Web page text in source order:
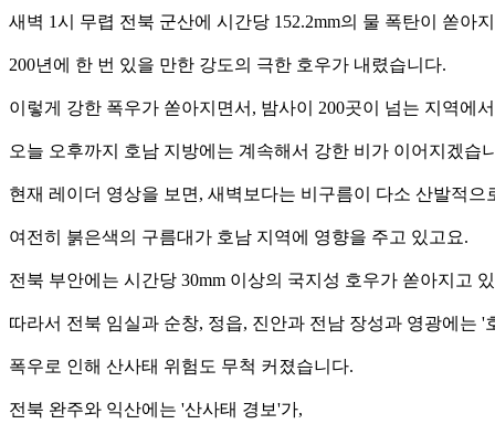
새벽 1시 무렵 전북 군산에 시간당 152.2mm의 물 폭탄이 쏟아
200년에 한 번 있을 만한 강도의 극한 호우가 내렸습니다.
이렇게 강한 폭우가 쏟아지면서, 밤사이 200곳이 넘는 지역에
오늘 오후까지 호남 지방에는 계속해서 강한 비가 이어지겠습
현재 레이더 영상을 보면, 새벽보다는 비구름이 다소 산발적으
여전히 붉은색의 구름대가 호남 지역에 영향을 주고 있고요.
전북 부안에는 시간당 30mm 이상의 국지성 호우가 쏟아지고
따라서 전북 임실과 순창, 정읍, 진안과 전남 장성과 영광에는 '
폭우로 인해 산사태 위험도 무척 커졌습니다.
전북 완주와 익산에는 '산사태 경보'가,